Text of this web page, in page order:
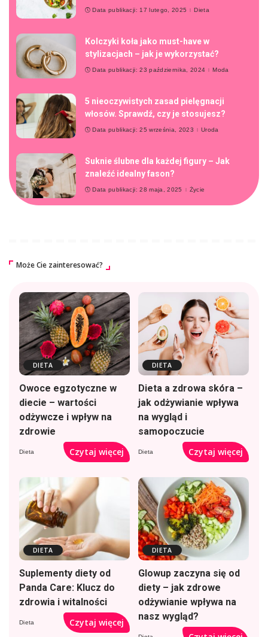
Data publikacji: 17 lutego, 2025 Dieta
Kolczyki koła jako must-have w
stylizacjach – jak je wykorzystać?
Data publikacji: 23 października, 2024 Moda
5 nieoczywistych zasad pielęgnacji
włosów. Sprawdź, czy je stosujesz?
Data publikacji: 25 września, 2023 Uroda
Suknie ślubne dla każdej figury – Jak
znaleźć idealny fason?
Data publikacji: 28 maja, 2025 Życie
Może Cie zainteresować?
DIETA
Owoce egzotyczne w
diecie – wartości
odżywcze i wpływ na
zdrowie
Dieta Czytaj więcej
DIETA
Dieta a zdrowa skóra –
jak odżywianie wpływa
na wygląd i
samopoczucie
Dieta Czytaj więcej
DIETA
Suplementy diety od
Panda Care: Klucz do
zdrowia i witalności
Dieta Czytaj więcej
DIETA
Glowup zaczyna się od
diety – jak zdrowe
odżywianie wpływa na
nasz wygląd?